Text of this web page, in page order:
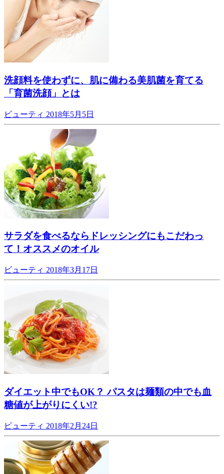
洗顔料を使わずに、肌に備わる美肌菌を育てる
「育菌洗顔」とは
ビューティ 2018年5月5日
サラダを食べるならドレッシングにもこだわっ
て！オススメのオイル
ビューティ 2018年3月17日
ダイエット中でもOK？ パスタは麺類の中でも血
糖値が上がりにくい!?
ビューティ 2018年2月24日